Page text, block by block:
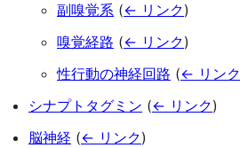
副嗅覚系 (← リンク)
嗅覚経路 (← リンク)
性行動の神経回路 (← リンク
シナプトタグミン (← リンク)
脳神経 (← リンク)